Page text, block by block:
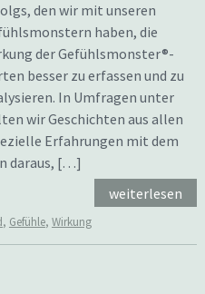
den wir mit unseren
haben, die
der Gefühlsmonster®-
besser zu erfassen und zu
In Umfragen unter
wir Geschichten aus allen
Erfahrungen mit dem
daraus, […]
weiterlesen
, Gefühle, Wirkung